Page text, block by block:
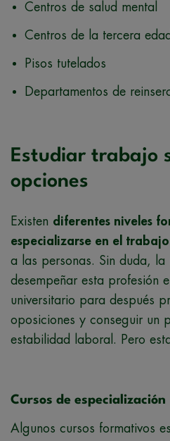
Centros de salud mental
Centros de la tercera edad
Pisos tutelados
Departamentos de
Estudiar trabajo
opciones
Existen diferentes niveles
especializarse en el trabajo
a las personas. Sin duda,
desempeñar esta profesión
universitario para después
oposiciones y conseguir un
estabilidad laboral. Pero
Cursos de especialización
Algunos cursos formativos